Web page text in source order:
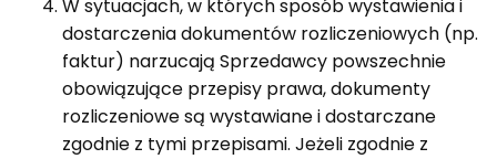
W sytuacjach, w których sposób wystawienia i
dostarczenia dokumentów rozliczeniowych (np.
faktur) narzucają Sprzedawcy powszechnie
obowiązujące przepisy prawa, dokumenty
rozliczeniowe są wystawiane i dostarczane
zgodnie z tymi przepisami. Jeżeli zgodnie z